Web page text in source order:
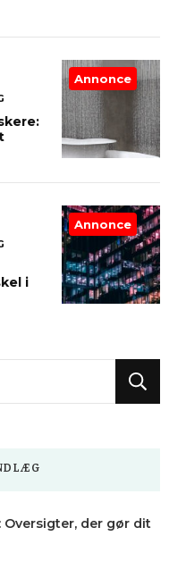
Annonce
i
Annonce
Oversigter, der gør dit